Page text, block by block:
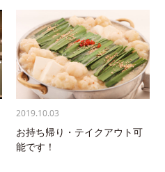
2019.10.03
お持ち帰り・テイクアウト可
能です！